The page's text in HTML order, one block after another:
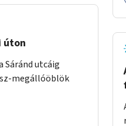
úton
Sáránd utcáig
megállóöblök